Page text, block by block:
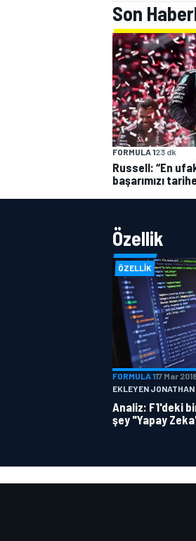
Son
FORMULA 123 dk
Russell: “En
başarımızı
Özellik
ÖZELLIK
FORMULA 117 Mar
EKLEYEN JONATHAN
Analiz: F1'deki
şey "Yapay